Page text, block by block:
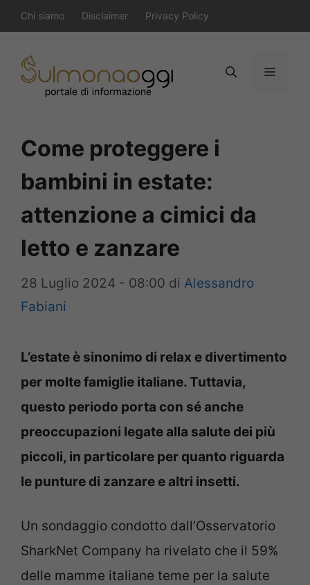
al
contenuto
Chi siamo Disclaimer Privacy Policy
Menu
Come proteggere i
bambini in estate:
attenzione a cimici da
letto e zanzare
28 Luglio 2024 - 08:00 di Alessandro
Fabiani
L’estate è sinonimo di relax e divertimento
per molte famiglie italiane. Tuttavia,
questo periodo porta con sé anche
preoccupazioni legate alla salute dei più
piccoli, in particolare per quanto riguarda
le punture di zanzare e altri insetti.
Un sondaggio condotto dall’Osservatorio
SharkNet Company ha rivelato che il 59%
delle mamme italiane teme per la salute